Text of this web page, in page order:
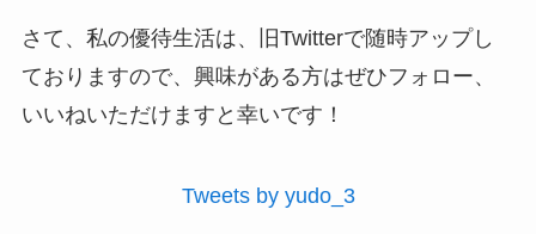
さて、私の優待生活は、旧Twitterで随時アップし
ておりますので、興味がある方はぜひフォロー、
いいねいただけますと幸いです！
Tweets by yudo_3